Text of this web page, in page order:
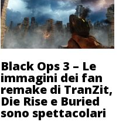
Black Ops 3 – Le
immagini dei fan
remake di TranZit,
Die Rise e Buried
sono spettacolari